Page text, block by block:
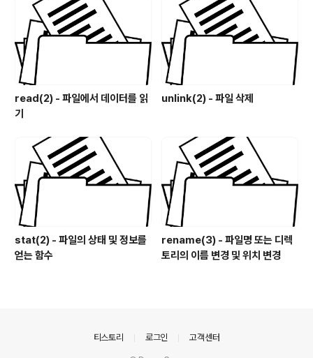
read(2) - 파일에서 데이터를 읽
기
unlink(2) - 파일 삭제
stat(2) - 파일의 상태 및 정보를
얻는 함수
rename(3) - 파일명 또는 디렉
토리의 이름 변경 및 위치 변경
티스토리 로그인 고객센터